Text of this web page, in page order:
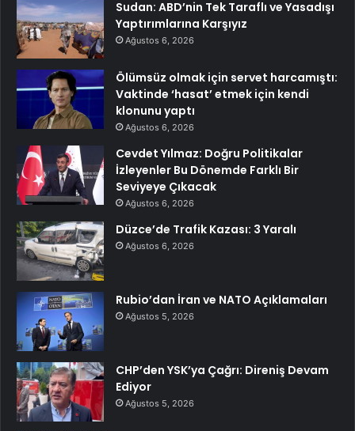
Sudan: ABD’nin Tek Taraflı ve Yasadışı
Yaptırımlarına Karşıyız
Ağustos 6, 2026
Ölümsüz olmak için servet harcamıştı:
Vaktinde ‘hasat’ etmek için kendi
klonunu yaptı
Ağustos 6, 2026
Cevdet Yılmaz: Doğru Politikalar
İzleyenler Bu Dönemde Farklı Bir
Seviyeye Çıkacak
Ağustos 6, 2026
Düzce’de Trafik Kazası: 3 Yaralı
Ağustos 6, 2026
Rubio’dan İran ve NATO Açıklamaları
Ağustos 5, 2026
CHP’den YSK’ya Çağrı: Direniş Devam
Ediyor
Ağustos 5, 2026